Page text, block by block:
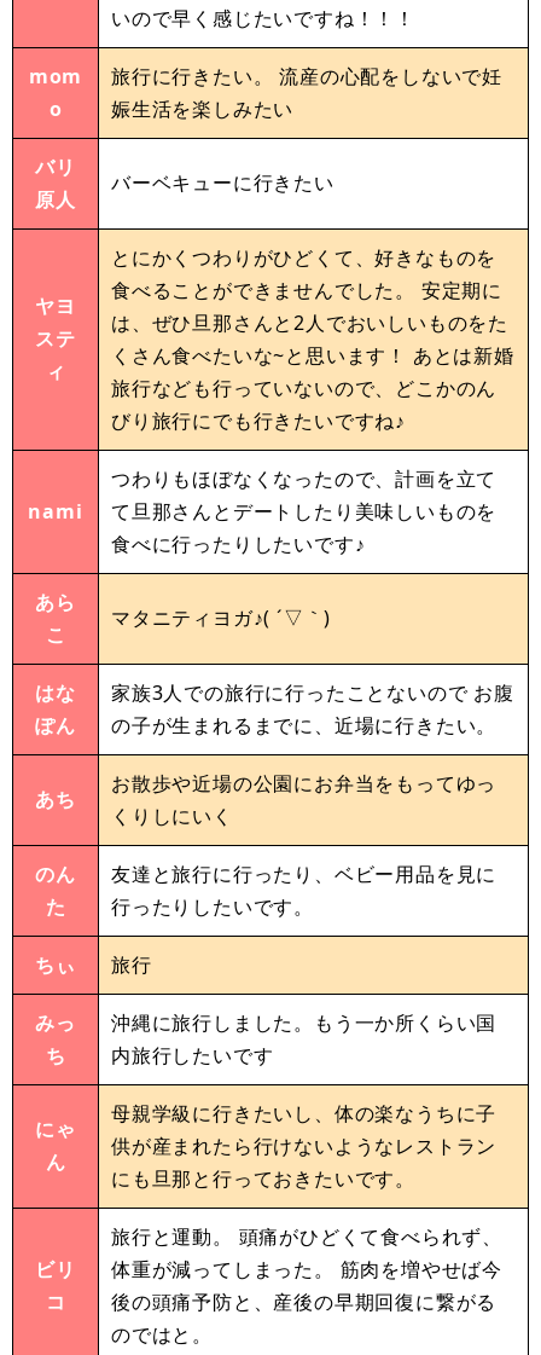
いので早く感じたいですね！！！
mom
o
旅行に行きたい。 流産の心配をしないで妊
娠生活を楽しみたい
バリ
原人
バーベキューに行きたい
ヤヨ
ステ
ィ
とにかくつわりがひどくて、好きなものを
食べることができませんでした。 安定期に
は、ぜひ旦那さんと2人でおいしいものをた
くさん食べたいな~と思います！ あとは新婚
旅行なども行っていないので、どこかのん
びり旅行にでも行きたいですね♪
nami
つわりもほぼなくなったので、計画を立て
て旦那さんとデートしたり美味しいものを
食べに行ったりしたいです♪
あら
こ
マタニティヨガ♪( ´▽｀)
はな
ぽん
家族3人での旅行に行ったことないので お腹
の子が生まれるまでに、近場に行きたい。
あち
お散歩や近場の公園にお弁当をもってゆっ
くりしにいく
のん
た
友達と旅行に行ったり、ベビー用品を見に
行ったりしたいです。
ちぃ 旅行
みっ
ち
沖縄に旅行しました。もう一か所くらい国
内旅行したいです
にゃ
ん
母親学級に行きたいし、体の楽なうちに子
供が産まれたら行けないようなレストラン
にも旦那と行っておきたいです。
ビリ
コ
旅行と運動。 頭痛がひどくて食べられず、
体重が減ってしまった。 筋肉を増やせば今
後の頭痛予防と、産後の早期回復に繋がる
のではと。